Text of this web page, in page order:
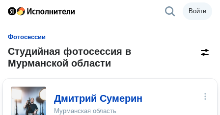
Войти
Фотосессии
Студийная фотосессия в
Мурманской области
Дмитрий Сумерин
Мурманская область